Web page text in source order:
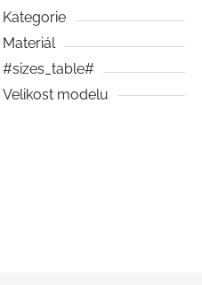
Kategorie
Materiál
#sizes_table#
Velikost modelu